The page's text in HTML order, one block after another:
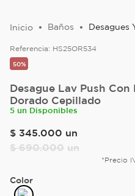
Baños Desagues
Referencia: HS25OR534
50%
Desague Lav Push Con
Dorado Cepillado
5 un Disponibles
$ 345.000 un
$ 690.000 un
*Precio
Color